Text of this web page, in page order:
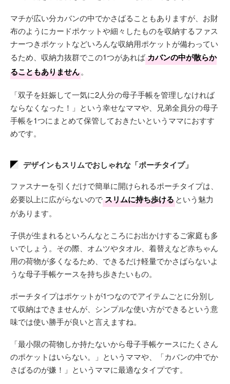
マチが広い分カバンの中でかさばることもありますが、お財
布のようにカードポケットや細々したものを収納するファス
ナーつきポケットなどいろんな収納用ポケットが備わってい
るため、収納力抜群でこの1つがあればカバンの中が散らか
ることもありません。
「双子を妊娠して一気に2人分の母子手帳を管理しなければ
ならなくなった！」という幸せなママや、兄弟全員分の母子
手帳を1つにまとめて保管しておきたいというママにおすす
めです。
デザインもスリムでおしゃれな「ポーチタイプ」
ファスナーを引くだけで簡単に開けられるポーチタイプは、
必要以上に広がらないのでスリムに持ち歩けるという魅力
があります。
子供が生まれるといろんなところにお出かけするご家庭も多
いでしょう。その際、オムツやタオル、着替えなど赤ちゃん
用の荷物が多くなるため、できるだけ軽量でかさばらないよ
うな母子手帳ケースを持ち歩きたいもの。
ポーチタイプはポケットが1つなのでアイテムごとに分別し
て収納はできませんが、シンプルな使い方ができるという意
味では使い勝手が良いと言えますね。
「最小限の荷物しか持たないから母子手帳ケースにたくさん
のポケットはいらない。」というママや、「カバンの中でか
さばるのが嫌！」というママに最適なタイプです。